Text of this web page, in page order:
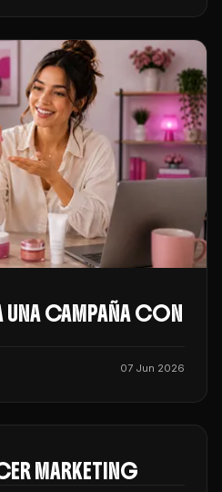
UNA CAMPAÑA CON
07 Jun 2026
MARKETING